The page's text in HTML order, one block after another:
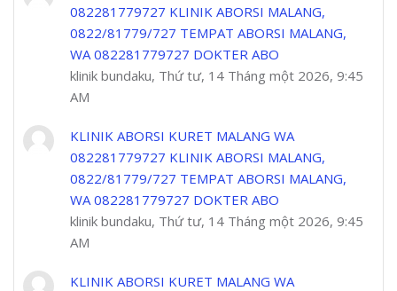
082281779727 KLINIK ABORSI MALANG,
0822/81779/727 TEMPAT ABORSI MALANG,
WA 082281779727 DOKTER ABO
klinik bundaku, Thứ tư, 14 Tháng một 2026, 9:45
AM
KLINIK ABORSI KURET MALANG WA
082281779727 KLINIK ABORSI MALANG,
0822/81779/727 TEMPAT ABORSI MALANG,
WA 082281779727 DOKTER ABO
klinik bundaku, Thứ tư, 14 Tháng một 2026, 9:45
AM
KLINIK ABORSI KURET MALANG WA